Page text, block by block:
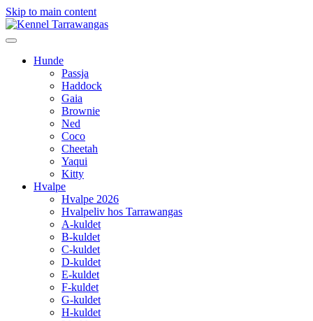
Skip to main content
Hunde
Passja
Haddock
Gaia
Brownie
Ned
Coco
Cheetah
Yaqui
Kitty
Hvalpe
Hvalpe 2026
Hvalpeliv hos Tarrawangas
A-kuldet
B-kuldet
C-kuldet
D-kuldet
E-kuldet
F-kuldet
G-kuldet
H-kuldet